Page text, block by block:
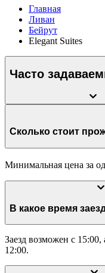
Главная
Ливан
Бейрут
Elegant Suites
Часто
Минимальная цена за
Заезд возможен с
12:00.